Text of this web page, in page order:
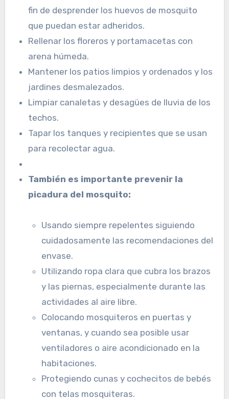
fin de desprender los huevos de mosquito
que puedan estar adheridos.
Rellenar los floreros y portamacetas con
arena húmeda.
Mantener los patios limpios y ordenados y los
jardines desmalezados.
Limpiar canaletas y desagües de lluvia de los
techos.
Tapar los tanques y recipientes que se usan
para recolectar agua.
También es importante prevenir la
picadura del mosquito:
Usando siempre repelentes siguiendo
cuidadosamente las recomendaciones del
envase.
Utilizando ropa clara que cubra los brazos
y las piernas, especialmente durante las
actividades al aire libre.
Colocando mosquiteros en puertas y
ventanas, y cuando sea posible usar
ventiladores o aire acondicionado en la
habitaciones.
Protegiendo cunas y cochecitos de bebés
con telas mosquiteras.